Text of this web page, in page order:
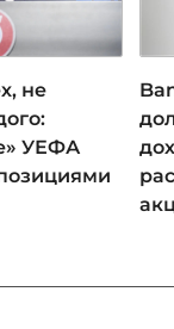
не
УЕФА